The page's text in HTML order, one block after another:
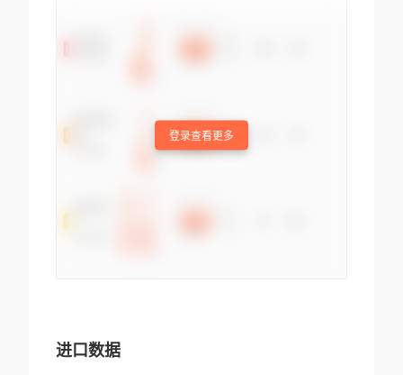
登录查看更多
进口数据